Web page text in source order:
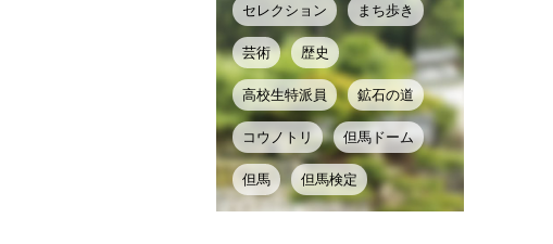
セレクション まち歩き
芸術 歴史
高校生特派員 鉱石の道
コウノトリ 但馬ドーム
但馬 但馬検定